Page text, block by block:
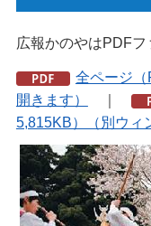
広報かのやはPDFフ
全ページ
開きます）
5,815KB）（別ウィ